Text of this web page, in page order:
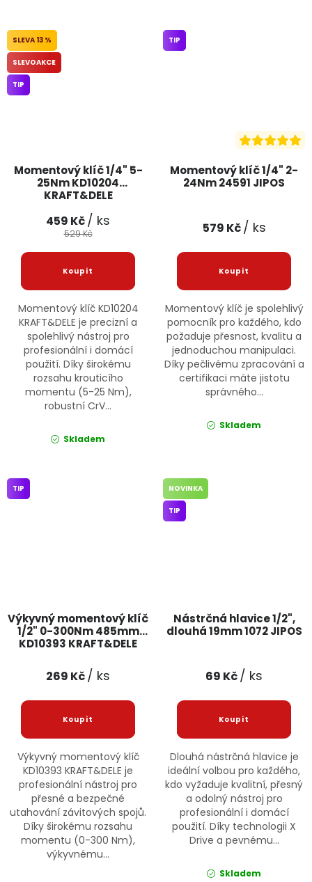
Momentový klíč 1/4" 5-
25Nm KD10204
KRAFT&DELE
13 %
SLEVOAKCE
TIP
459 Kč/ ks
529 Kč
Momentový klíč KD10204
KRAFT&DELE je precizní a
spolehlivý nástroj pro
profesionální i domácí
použití. Díky širokému
rozsahu krouticího
momentu (5-25 Nm),
robustní CrV...
Skladem
Momentový klíč 1/4" 2-
24Nm 24591 JIPOS
TIP
579 Kč/ ks
Momentový klíč je spolehlivý
pomocník pro každého, kdo
požaduje přesnost, kvalitu a
jednoduchou manipulaci.
Díky pečlivému zpracování a
certifikaci máte jistotu
správného...
Skladem
Výkyvný momentový klíč
1/2" 0-300Nm 485mm
KD10393 KRAFT&DELE
TIP
269 Kč/ ks
Výkyvný momentový klíč
KD10393 KRAFT&DELE je
profesionální nástroj pro
přesné a bezpečné
utahování závitových spojů.
Díky širokému rozsahu
momentu (0-300 Nm),
výkyvnému...
Nástrčná hlavice 1/2",
dlouhá 19mm 1072 JIPOS
NOVINKA
TIP
69 Kč/ ks
Dlouhá nástrčná hlavice je
ideální volbou pro každého,
kdo vyžaduje kvalitní, přesný
a odolný nástroj pro
profesionální i domácí
použití. Díky technologii X
Drive a pevnému...
Skladem